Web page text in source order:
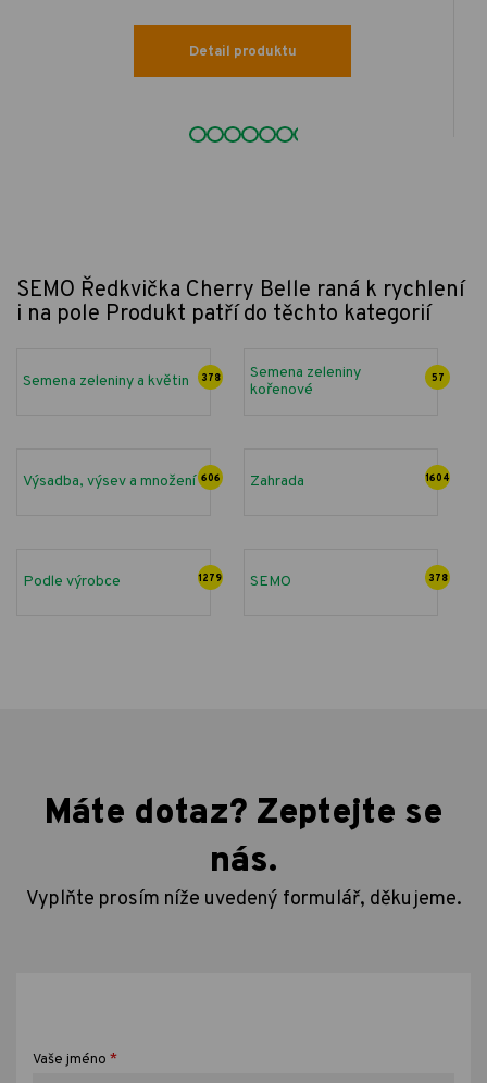
Detail produktu
SEMO Ředkvička Cherry Belle raná k rychlení
i na pole Produkt patří do těchto kategorií
Semena zeleniny a květin 378
Semena zeleniny
kořenové
57
Výsadba, výsev a množení 606 Zahrada 1604
Podle výrobce 1279 SEMO 378
Máte dotaz? Zeptejte se
nás.
Vyplňte prosím níže uvedený formulář, děkujeme.
Vaše jméno *